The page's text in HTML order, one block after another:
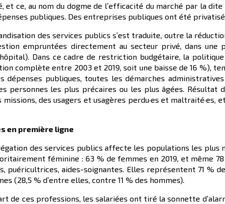
et ce, au nom du dogme de l’efficacité du marché par la
publiques. Des entreprises publiques ont été
des services publics s’est traduite, outre la
empruntées directement au secteur privé, dans
Dans ce cadre de restriction budgétaire, la
complète entre 2003 et 2019, soit une baisse de 16 %),
dépenses publiques, toutes les démarches
personnes les plus précaires ou les plus âgées. Résultat
des usagers et usagères perdu·es et
en première ligne
des services publics affecte les populations les
féminine : 63 % de femmes en 2019, et même
puéricultrices, aides-soignantes. Elles représentent 71 %
(28,5 % d’entre elles, contre 11 % des hommes).
de ces professions, les salariées ont tiré la sonnette